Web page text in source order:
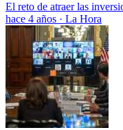
El reto de atraer las
hace 4 años · La Hora